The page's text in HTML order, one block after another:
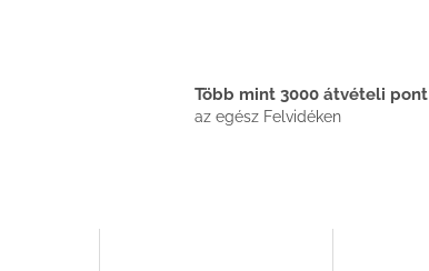
Több mint 3000 átvételi pont
az egész Felvidéken